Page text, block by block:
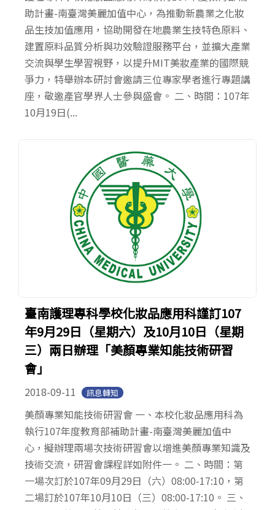
助計畫-南臺灣美麗加值中心，為推動新農業之化妝
品生技加值應用，協助開發在地農業生技特色原料、
建置原料品質分析與功效驗證服務平台，並擴大產業
交流與學生學習視野，以提升MIT美妝產業的國際競
爭力，特舉辦本研討會邀請三位專家學者進行專題講
座，敬邀產官學界人士參與盛會。 二、時間：107年
10月19日(...
臺南護理專科學校化妝品應用科謹訂107
年9月29日（星期六）及10月10日（星期
三）兩日辦理「美顏專業知能技術研習
會」
2018-09-11 訊息轉知
美顏專業知能技術研習會 一、本校化妝品應用科為
執行107年度教育部補助計畫-南臺灣美麗加值中
心，擬辦理兩場次技術研習會以增進美顏專業知識及
技術交流，研習會課程詳如附件一。 二、時間：第
一場次訂於107年09月29日（六）08:00-17:10，第
二場訂於107年10月10日（三）08:00-17:10。 三、